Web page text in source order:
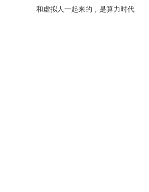
和虚拟人一起来的，是算力时代